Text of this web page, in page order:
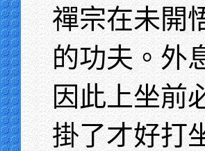
禪宗在未開
的功夫。外
因此上坐前
掛了才好打